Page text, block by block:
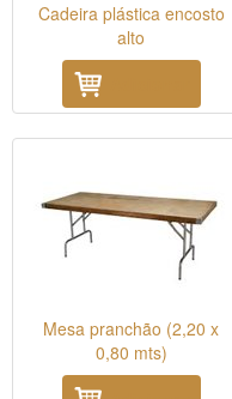
Cadeira plástica encosto
alto
Mesa pranchão (2,20 x
0,80 mts)